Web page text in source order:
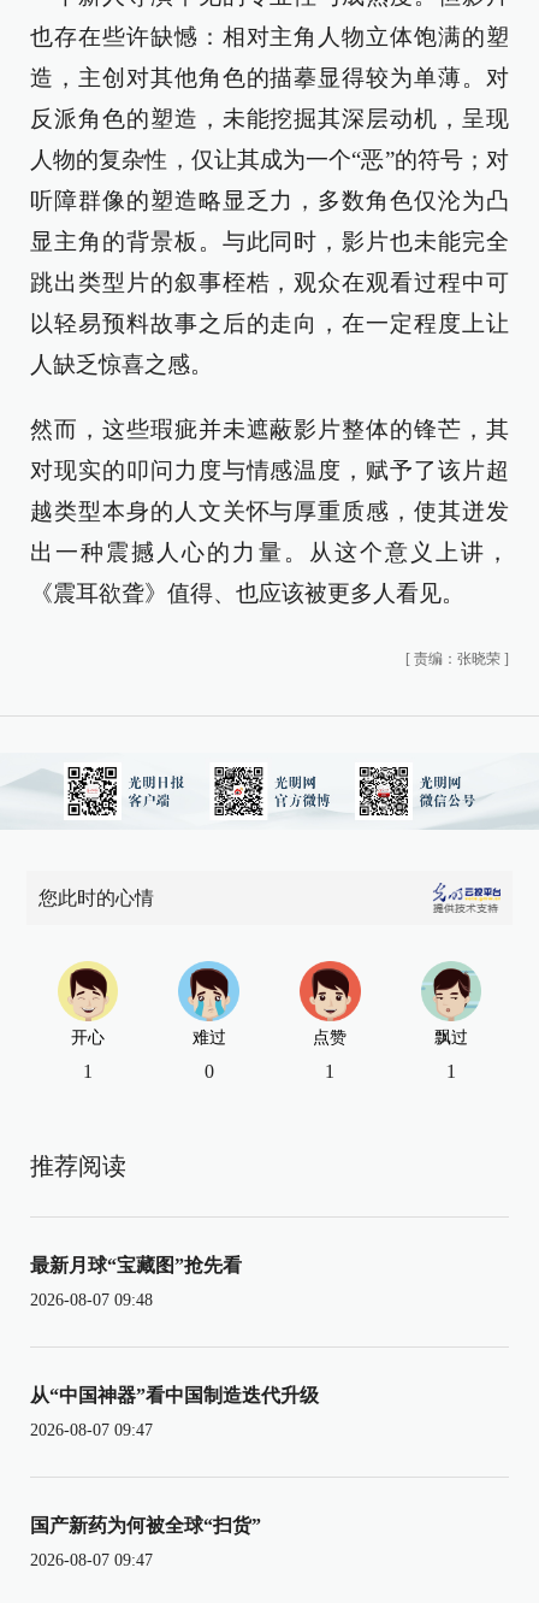
也存在些许缺憾：相对主角人物立体饱满的塑
造，主创对其他角色的描摹显得较为单薄。对
反派角色的塑造，未能挖掘其深层动机，呈现
人物的复杂性，仅让其成为一个“恶”的符号；对
听障群像的塑造略显乏力，多数角色仅沦为凸
显主角的背景板。与此同时，影片也未能完全
跳出类型片的叙事桎梏，观众在观看过程中可
以轻易预料故事之后的走向，在一定程度上让
人缺乏惊喜之感。
然而，这些瑕疵并未遮蔽影片整体的锋芒，其
对现实的叩问力度与情感温度，赋予了该片超
越类型本身的人文关怀与厚重质感，使其迸发
出一种震撼人心的力量。从这个意义上讲，
《震耳欲聋》值得、也应该被更多人看见。
[ 责编：张晓荣 ]
您此时的心情
开心
1
难过
0
点赞
1
飘过
1
推荐阅读
最新月球“宝藏图”抢先看
2026-08-07 09:48
从“中国神器”看中国制造迭代升级
2026-08-07 09:47
国产新药为何被全球“扫货”
2026-08-07 09:47